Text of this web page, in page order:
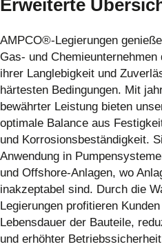
Erweiterte
AMPCO®-Legierungen
Gas- und
ihrer Langlebigkeit und
härtesten Bedingungen. Mit
bewährter Leistung bieten
optimale Balance aus
und Korrosionsbeständigkeit.
Anwendung in
und Offshore-Anlagen, wo
inakzeptabel sind. Durch die
Legierungen profitieren
Lebensdauer der Bauteile,
und erhöhter